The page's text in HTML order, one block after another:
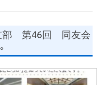
部 第46回 同友会